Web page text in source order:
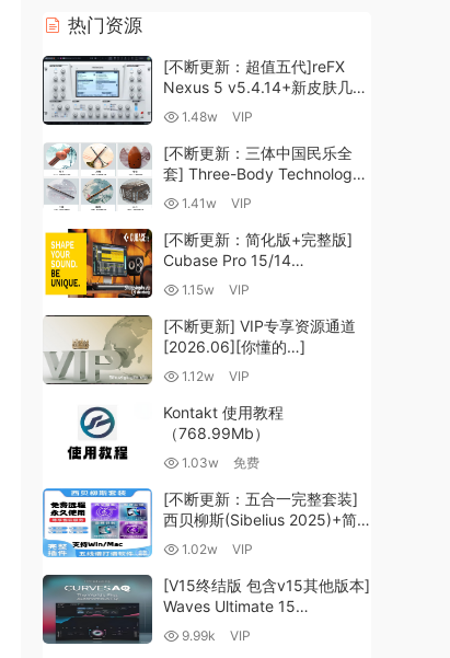
热门资源
[不断更新：超值五代]reFX
Nexus 5 v5.4.14+新皮肤几十
套+原厂+全套扩展+教程
1.48w VIP
[不断更新：三体中国民乐全
套] Three-Body Technology-
R2R [WiN, MacOSX]
1.41w VIP
[不断更新：简化版+完整版]
Cubase Pro 15/14
VR/R2R/U2B+原厂音源+插件
MacOSX]（704.0MB+）
1.15w VIP
[不断更新] VIP专享资源通道
[2026.06][你懂的…]
1.12w VIP
Kontakt 使用教程
（768.99Mb）
1.03w 免费
[不断更新：五合一完整套装]
西贝柳斯(Sibelius 2025)+简
谱插件V8+图片识别+音频识别
MacOSX]（80.48GB+）
1.02w VIP
[V15终结版 包含v15其他版本]
Waves Ultimate 15
v25.05.27+一键安装版+安装
9.99k VIP